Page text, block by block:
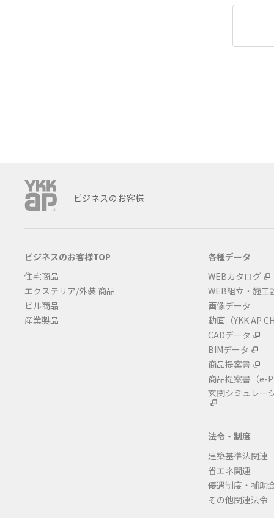
ビジネスのお客様
ビジネスのお客様TOP
住宅商品
エクステリア/外装 商品
ビル商品
産業製品
各種データ
WEBカタログ
WEB組立・施工
画像データ
動画（YKK AP
CADデータ
BIMデータ
商品提案書
商品提案書 （
玄関シミュレー
法令・制度
建築基準法関連
省エネ関連
優遇制度・補助
その他関連法令